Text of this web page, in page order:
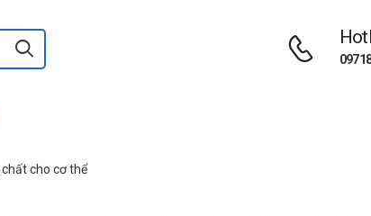
cho cơ thể